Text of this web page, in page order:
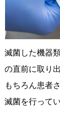
滅菌した機器
の直前に取り
もちろん患者
滅菌を行ってい